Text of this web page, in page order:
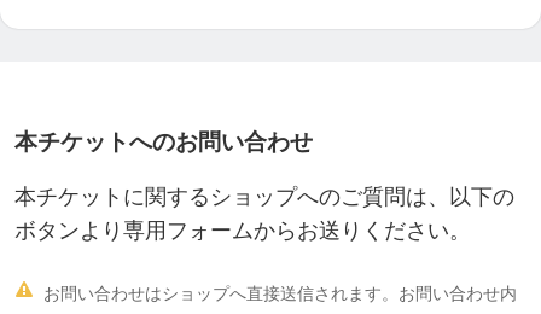
本チケットへのお問い合わせ
本チケットに関するショップへのご質問は、以下の
ボタンより専用フォームからお送りください。

お問い合わせはショップへ直接送信されます。お問い合わせ内